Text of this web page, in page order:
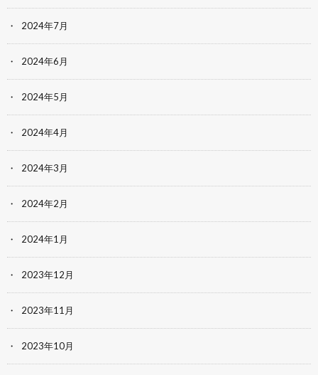
2024年7月
2024年6月
2024年5月
2024年4月
2024年3月
2024年2月
2024年1月
2023年12月
2023年11月
2023年10月